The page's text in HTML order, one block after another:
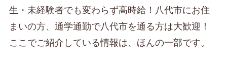
生・未経験者でも変わらず高時給！八代市にお住
まいの方、通学通勤で八代市を通る方は大歓迎！
ここでご紹介している情報は、ほんの一部です。